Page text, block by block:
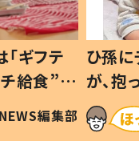
ひ孫にデレデレな
が、抱っこすると
「涙が出ました」
い」
ほ・